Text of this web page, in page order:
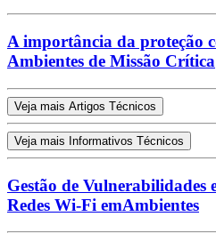
A importância da proteção
Ambientes de Missão Crítica
Veja mais Artigos Técnicos
Veja mais Informativos Técnicos
Gestão de Vulnerabilidades
Redes Wi-Fi emAmbientes